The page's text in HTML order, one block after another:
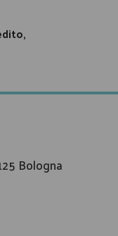
Bologna